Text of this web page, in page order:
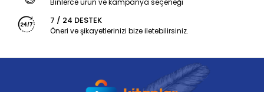
7 / 24 DESTEK
Öneri ve şikayetlerinizi bize iletebilirsiniz.